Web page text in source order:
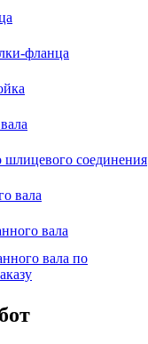
фланца
соединения
вала
вала
вала по